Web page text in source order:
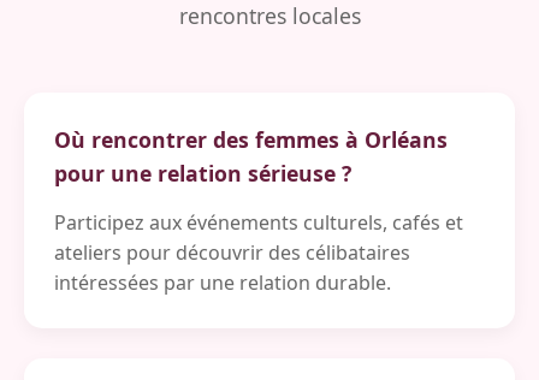
rencontres locales
Où rencontrer des femmes à Orléans
pour une relation sérieuse ?
Participez aux événements culturels, cafés et
ateliers pour découvrir des célibataires
intéressées par une relation durable.